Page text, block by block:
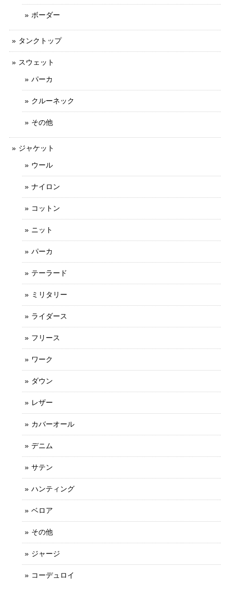
ボーダー
タンクトップ
スウェット
パーカ
クルーネック
その他
ジャケット
ウール
ナイロン
コットン
ニット
パーカ
テーラード
ミリタリー
ライダース
フリース
ワーク
ダウン
レザー
カバーオール
デニム
サテン
ハンティング
ベロア
その他
ジャージ
コーデュロイ